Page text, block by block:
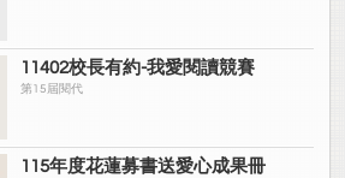
11402校長有約-我愛閱讀競賽
第15屆閱代
115年度花蓮募書送愛心成果冊